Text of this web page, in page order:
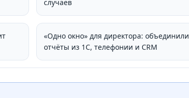
случаев
«Одно окно» для директора: объединили
отчёты из 1С, телефонии и CRM